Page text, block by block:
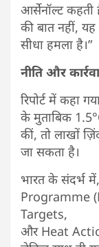
आर्सेनॉल्ट कहती
की बात नहीं,
सीधा हमला है।”
नीति और
रिपोर्ट में कहा
के मुताबिक
कीं, तो लाखों
जा सकता है।
भारत के संदर्भ
Programme
Targets,
और Heat